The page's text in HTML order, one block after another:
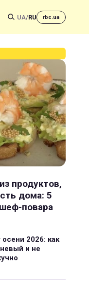
UA/RU rbc.ua
продуктов,
дома: 5
повара
2026: как
и не